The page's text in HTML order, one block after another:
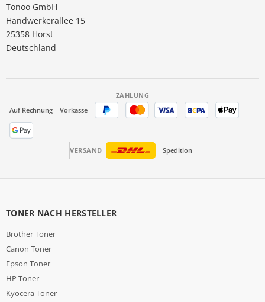
Tonoo GmbH
Handwerkerallee 15
25358 Horst
Deutschland
ZAHLUNG
Auf Rechnung
Vorkasse
VERSAND Spedition
TONER NACH HERSTELLER
Brother Toner
Canon Toner
Epson Toner
HP Toner
Kyocera Toner